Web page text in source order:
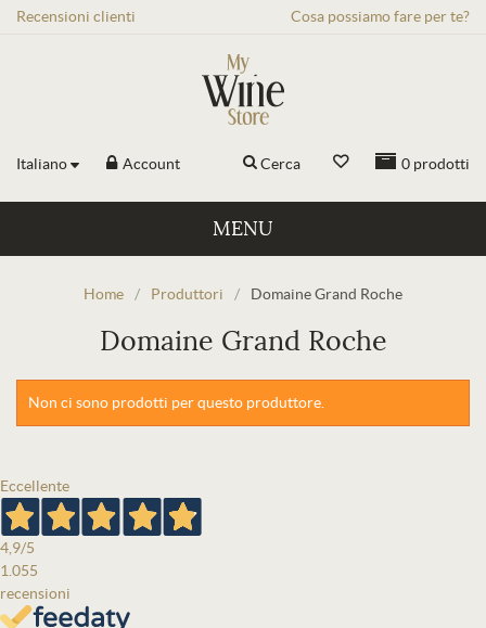
Recensioni clienti Cosa possiamo fare per te?
Italiano Account 0 prodotti
Cerca
MENU
Home / Produttori / Domaine Grand Roche
Domaine Grand Roche
Non ci sono prodotti per questo produttore.
Eccellente
4,9/5
1.055
recensioni